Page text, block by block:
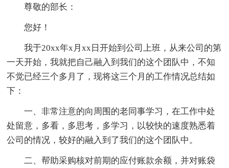
尊敬的部长：
您好！
我于20xx年x月xx日开始到公司上班，从来公司的第
一天开始，我就把自己融入到我们的这个团队中，不知
不觉已经三个多月了，现将这三个月的工作情况总结如
下：
一、非常注意的向周围的老同事学习，在工作中处
处留意，多看，多思考，多学习，以较快的速度熟悉着
公司的情况，较好的融入到了我们的这个团队中。
二、帮助采购核对前期的应付账款余额，并对账袋